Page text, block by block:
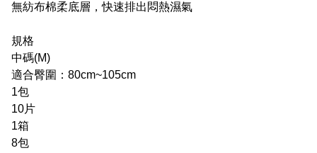
無紡布棉柔底層，快速排出悶熱濕氣
規格
中碼(M)
適合臀圍：80cm~105cm
1包
10片
1箱
8包